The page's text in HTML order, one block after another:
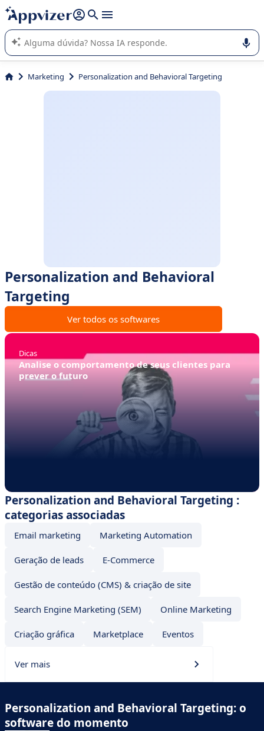
de nossa IA (várias linhas com
A IA do Appvizer o orienta no uso ou na seleção de software
SaaS para sua empresa.
Marketing Personalization and Behavioral Targeting
Personalization and Behavioral
Targeting
Ver todos os softwares
Dicas
Analise o comportamento de seus clientes para
prever o futuro
Personalization and Behavioral Targeting :
categorias associadas
Email marketing Marketing Automation
Geração de leads E-Commerce
Gestão de conteúdo (CMS) & criação de site
Search Engine Marketing (SEM) Online Marketing
Criação gráfica Marketplace Eventos
Ver mais
Personalization and Behavioral Targeting: o
software do momento